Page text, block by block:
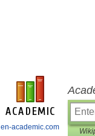
en-academic.com